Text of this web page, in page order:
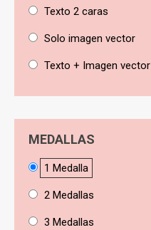
Texto 2 caras
Solo imagen vector
Texto + Imagen vector
MEDALLAS
1 Medalla
2 Medallas
3 Medallas